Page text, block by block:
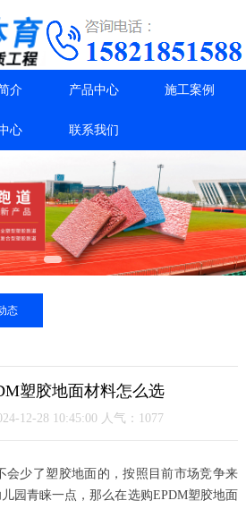
介 产品中心 施工案例
心 联系我们
态
塑胶地面材料怎么选
12-28 10:45:00 人气：1077
少了塑胶地面的，按照目前市场竞争来
园青睐一点，那么在选购EPDM塑胶地面